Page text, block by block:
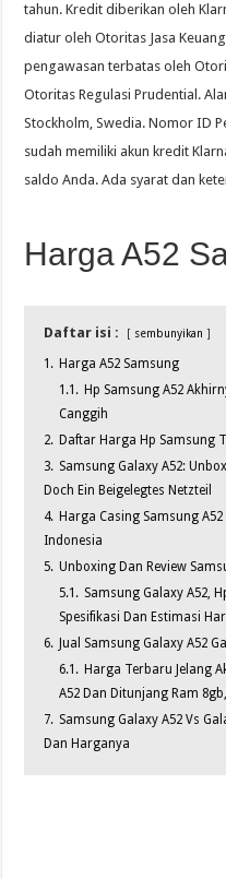
tahun. Kredit diberikan oleh
diatur oleh Otoritas Jasa
pengawasan terbatas oleh
Otoritas Regulasi Prudential.
Stockholm, Swedia. Nomor ID
sudah memiliki akun kredit
saldo Anda. Ada syarat dan
Harga A52
Daftar isi : sembunyikan
1. Harga A52 Samsung
1.1. Hp Samsung A52
Canggih
2. Daftar Harga Hp Samsung
3. Samsung Galaxy A52:
Doch Ein Beigelegtes Netzteil
4. Harga Casing Samsung
Indonesia
5. Unboxing Dan Review
5.1. Samsung Galaxy A52,
Spesifikasi Dan Estimasi
6. Jual Samsung Galaxy A52
6.1. Harga Terbaru Jelang
A52 Dan Ditunjang Ram
7. Samsung Galaxy A52 Vs
Dan Harganya